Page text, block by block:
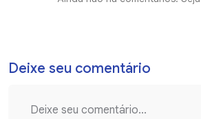
Deixe seu comentário